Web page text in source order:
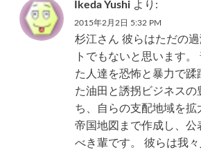
Ikeda Yushi より:
2015年2月2日 5:32 PM
杉江さん 彼らはただの
トでもないと思います
た人達を恐怖と暴力で蹂
た油田と誘拐ビジネスの
ち、自らの支配地域を拡
帝国地図まで作成し、公
べき輩です。 彼らは我